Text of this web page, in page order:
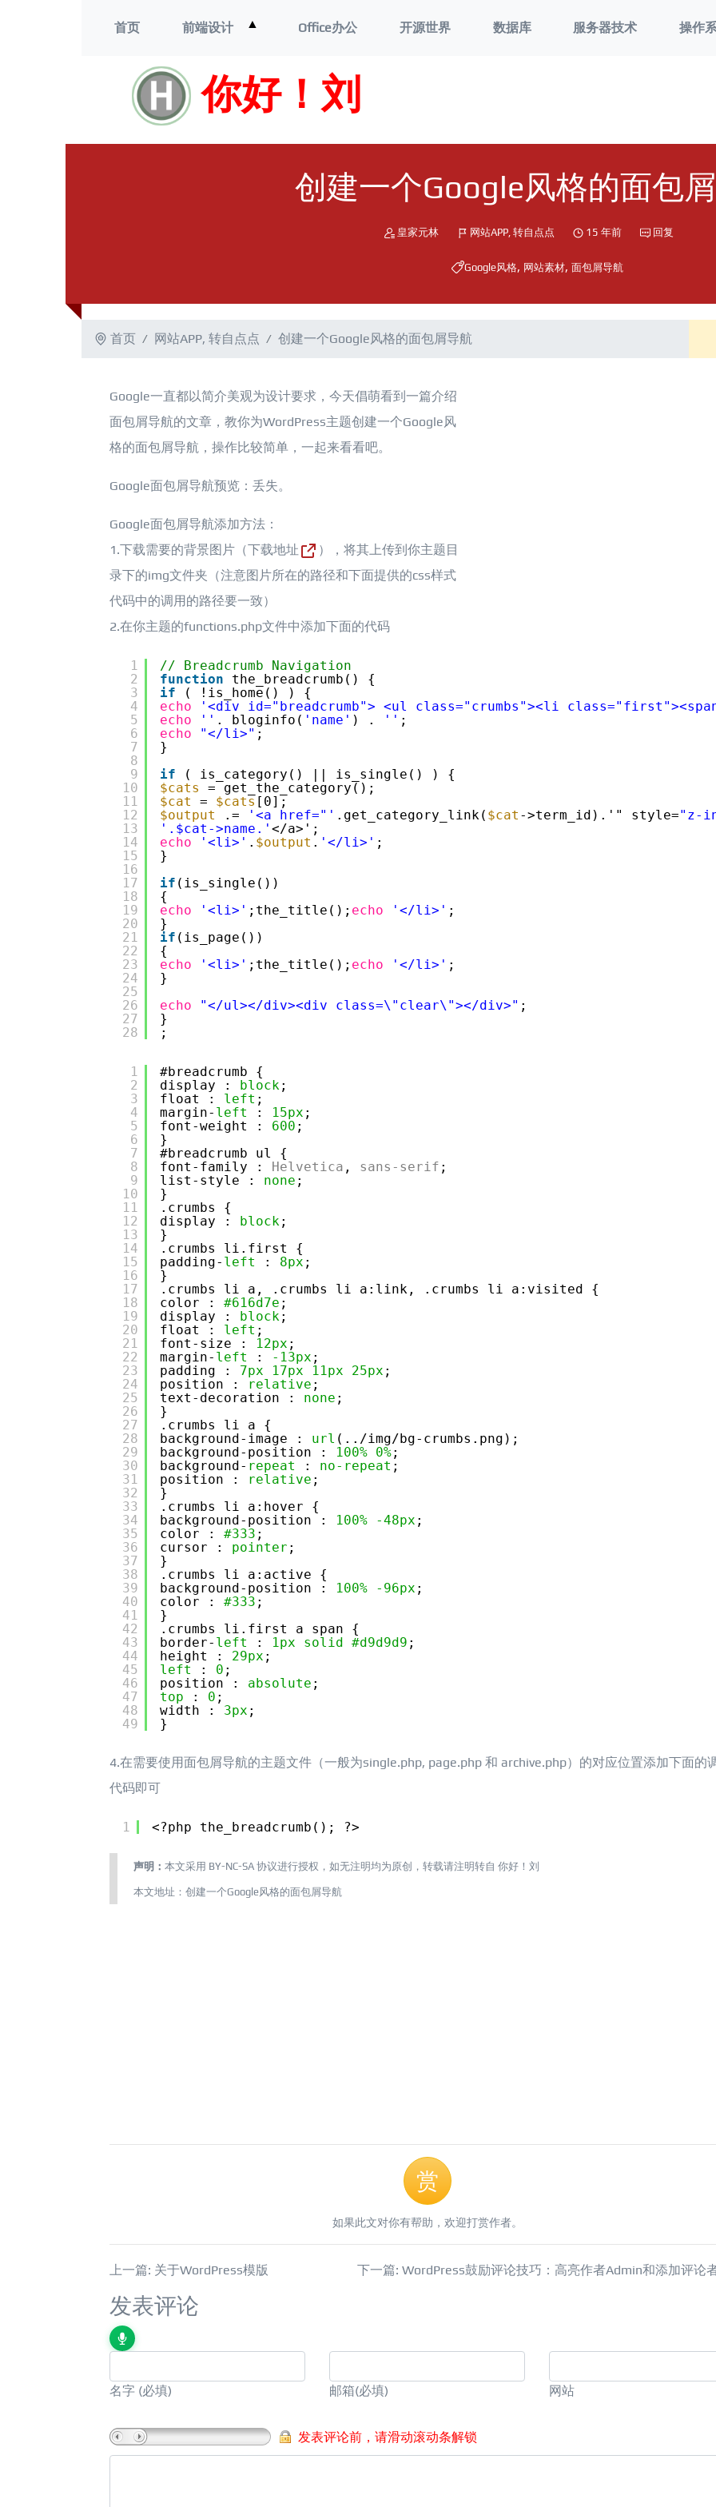
你好！刘
首页 前端设计 ▲
单
Office办公 开源世界 数据库 服务器技术 操作
创建一个Google风格的面包
皇家元林 网站APP, 转自点点 15 年前 回复
Google风格, 网站素材, 面包屑导航
首页 网站APP, 转自点点 创建一个Google风格的面包屑导航
Google一直都以简介美观为设计要求，今天倡萌看到一篇介绍
面包屑导航的文章，教你为WordPress主题创建一个Google风
格的面包屑导航，操作比较简单，一起来看看吧。
Google面包屑导航预览：丢失。
Google面包屑导航添加方法：
1.下载需要的背景图片（下载地址
），将其上传到你主题目
录下的img文件夹（注意图片所在的路径和下面提供的css样式
代码中的调用的路径要一致）
2.在你主题的functions.php文件中添加下面的代码
1
2
3
4
5
6
7
8
9
10
11
12
13
14
15
16
17
18
19
20
21
22
23
24
25
26
27
28
// Breadcrumb Navigation
function
the_breadcrumb() {
if
( !is_home() ) {
echo
'<div id="breadcrumb"> <ul class="crumbs"><li
echo
'' . bloginfo( 'name' ) . '' ;
echo
"</li>" ;
}
if
( is_category() || is_single() ) {
$cats
= get_the_category();
$cat
= $cats [0];
$output
.= '<a href="' .get_category_link( $cat ->term_id).'" style="z-
'.$cat->name.' </a>';
echo
'<li>' . $output . '</li>' ;
}
if (is_single())
{
echo
'<li>' ;the_title(); echo '</li>' ;
}
if (is_page())
{
echo
'<li>' ;the_title(); echo '</li>' ;
}
echo
"</ul></div><div class=\"clear\"></div>" ;
}
;
1
2
3
4
5
6
7
8
9
10
11
12
13
14
15
16
17
18
19
20
21
22
23
24
25
26
27
28
29
30
31
32
33
34
35
36
37
38
39
40
41
42
43
44
45
46
47
48
49
#breadcrumb {
display : block;
float : left ;
margin- left : 15px ;
font-weight : 600 ;
}
#breadcrumb ul {
font-family : Helvetica , sans-serif ;
list-style : none ;
}
.crumbs {
display : block;
}
.crumbs li.first {
padding- left : 8px ;
}
.crumbs li a, .crumbs li a:link, .crumbs li a:visited {
color : #616d7e ;
display : block;
float : left ;
font-size :
12px ;
margin- left : -13px ;
padding : 7px 17px 11px 25px ;
position :
relative ;
text-decoration : none ;
}
.crumbs li a {
background-image : url (../img/bg-crumbs.png);
background-position :
100% 0%;
background- repeat : no-repeat ;
position :
relative ;
}
.crumbs li a:hover {
background-position :
100% -48px ;
color : #333 ;
cursor : pointer ;
}
.crumbs li a:active {
background-position :
100% -96px ;
color : #333 ;
}
.crumbs li.first a span {
border- left : 1px solid #d9d9d9 ;
height : 29px ;
left
: 0 ;
position : absolute ;
top
: 0 ;
width : 3px ;
}
4.在需要使用面包屑导航的主题文件（一般为single.php, page.php 和 archive.php）的对应位置添加下面的
代码即可
1 <?php the_breadcrumb(); ?>
声明： 本文采用 BY-NC-SA 协议进行授权，如无注明均为原创，转载请注明转自 你好！刘
本文地址： 创建一个Google风格的面包屑导航
赏
如果此文对你有帮助，欢迎打赏作者。
上一篇: 关于WordPress模版 下一篇: WordPress鼓励评论技巧：高亮作者Admin和添加评论
发表评论
名字 (必填) 邮箱(必填) 网站
发表评论前，请滑动滚动条解锁